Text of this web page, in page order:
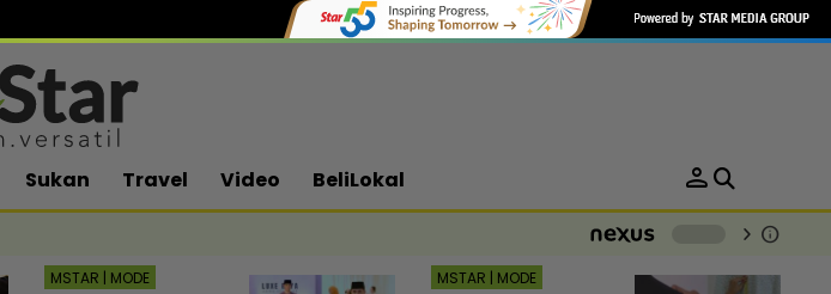
Sukan Travel Video BeliLokal person
chevron_right info
MSTAR | MODE MSTAR | MODE